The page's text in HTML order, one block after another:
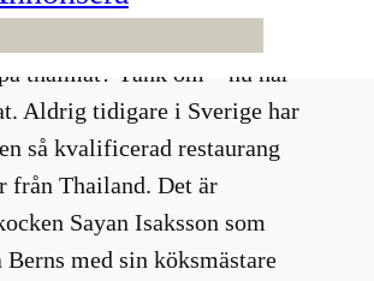
bakom Isaan på Berns,
thaimat? Tänk om – nu har
Aldrig tidigare i Sverige har
så kvalificerad restaurang
från Thailand. Det är
Sayan Isaksson som
med sin köksmästare